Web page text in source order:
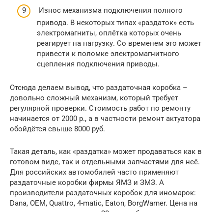
Износ механизма подключения полного
привода. В некоторых типах «раздаток» есть
электромагниты, оплётка которых очень
реагирует на нагрузку. Со временем это может
привести к поломке электромагнитного
сцепления подключения приводы.
Отсюда делаем вывод, что раздаточная коробка –
довольно сложный механизм, который требует
регулярной проверки. Стоимость работ по ремонту
начинается от 2000 р., а в частности ремонт актуатора
обойдётся свыше 8000 руб.
Такая деталь, как «раздатка» может продаваться как в
готовом виде, так и отдельными запчастями для неё.
Для российских автомобилей часто применяют
раздаточные коробки фирмы ЯМЗ и ЗМЗ. А
производители раздаточных коробок для иномарок:
Dana, ОЕМ, Quattro, 4-matic, Eaton, BorgWarner. Цена на